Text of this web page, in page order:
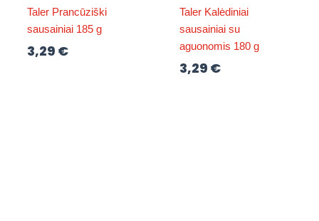
Taler Prancūziški
sausainiai 185 g
3,29 €
Taler Kalėdiniai
sausainiai su
aguonomis 180 g
3,29 €